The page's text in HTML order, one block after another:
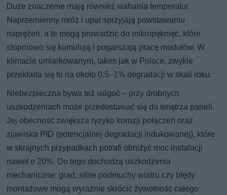
Duże znaczenie mają również wahania temperatur.
Naprzemienny mróz i upał sprzyjają powstawaniu
naprężeń, a te mogą prowadzić do mikropęknięć, które
stopniowo się kumulują i pogarszają pracę modułów. W
klimacie umiarkowanym, takim jak w Polsce, zwykle
przekłada się to na około 0,5–1% degradacji w skali roku.
Niebezpieczna bywa też wilgoć – przy drobnych
uszkodzeniach może przedostawać się do wnętrza paneli.
Jej obecność zwiększa ryzyko korozji połączeń oraz
zjawiska PID (potencjalnej degradacji indukowanej), które
w skrajnych przypadkach potrafi obniżyć moc instalacji
nawet o 20%. Do tego dochodzą uszkodzenia
mechaniczne: grad, silne podmuchy wiatru czy błędy
montażowe mogą wyraźnie skrócić żywotność całego